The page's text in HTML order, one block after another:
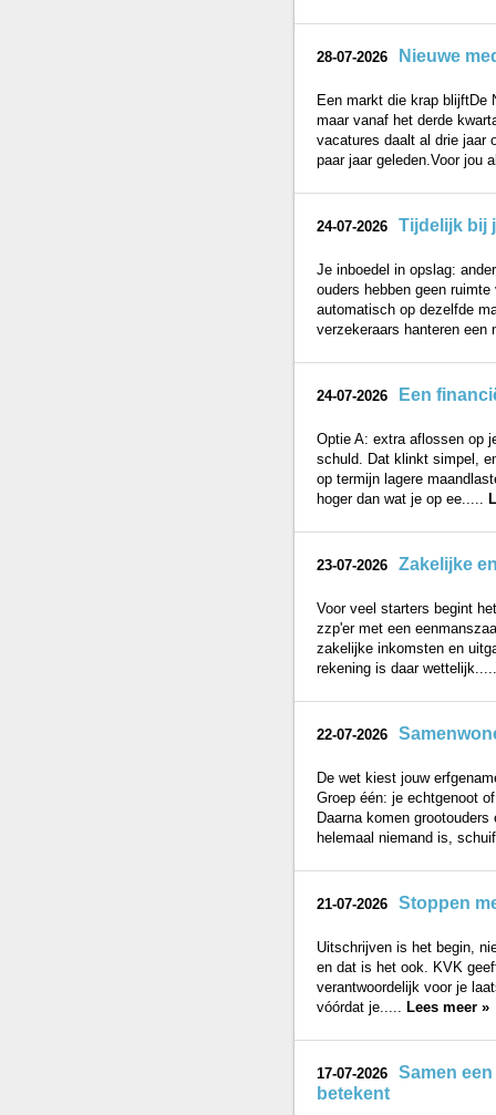
28-07-2026 Nieuwe
Een markt die krap blijftDe
maar vanaf het derde
vacatures daalt al drie jaar
paar jaar geleden.Voor jou
24-07-2026 Tijdelijk bij
Je inboedel in opslag:
ouders hebben geen
automatisch op dezelfde
verzekeraars hanteren
24-07-2026 Een
Optie A: extra aflossen op
schuld. Dat klinkt simpel,
op termijn lagere
hoger dan wat je op ee.....
23-07-2026 Zakelijke
Voor veel starters begint
zzp'er met een
zakelijke inkomsten en
rekening is daar
22-07-2026
De wet kiest jouw
Groep één: je echtgenoot
Daarna komen
helemaal niemand is,
21-07-2026 Stoppen
Uitschrijven is het begin,
en dat is het ook. KVK
verantwoordelijk voor je
vóórdat je..... Lees meer »
17-07-2026
Samen
betekent